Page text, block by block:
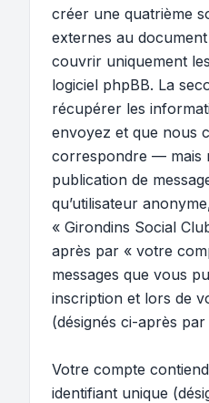
créer une quatrième
externes au
couvrir uniquement
logiciel phpBB. La
récupérer les
envoyez et que nous
correspondre — mais
publication de
qu’utilisateur
« Girondins Social
après par « votre
messages que vous
inscription et lors de
(désignés ci-après
Votre compte
identifiant unique